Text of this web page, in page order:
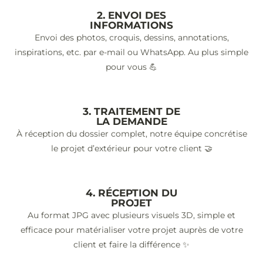
2. ENVOI DES
INFORMATIONS
Envoi des photos, croquis, dessins, annotations,
inspirations, etc. par e-mail ou WhatsApp. Au plus simple
pour vous 💪
3. TRAITEMENT DE
LA DEMANDE
À réception du dossier complet, notre équipe concrétise
le projet d’extérieur pour votre client 🤝
4. RÉCEPTION DU
PROJET
Au format JPG avec plusieurs visuels 3D, simple et
efficace pour matérialiser votre projet auprès de votre
client et faire la différence ✨